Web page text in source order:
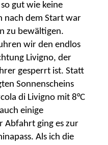
gut wie keine
nach dem Start war
zu bewältigen.
wir den endlos
Livigno, der
gesperrt ist. Statt
Sonnenscheins
di Livigno mit 8°C
einige
Abfahrt ging es zur
Als ich die